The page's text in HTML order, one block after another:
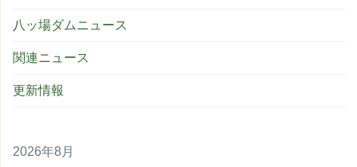
八ッ場ダムニュース
関連ニュース
更新情報
2026年8月